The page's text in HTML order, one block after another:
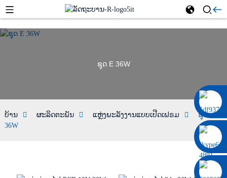
0086 13322920697
ຊຸດ E 36W
ບ້ານ ຜະລິດຕະພັນ ແຫຼ່ງພະລັງງານແບບເປີດເຟຣມ
ຊຸດ E
36W